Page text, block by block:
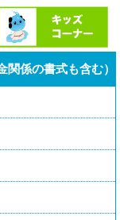
係の書式も含む）